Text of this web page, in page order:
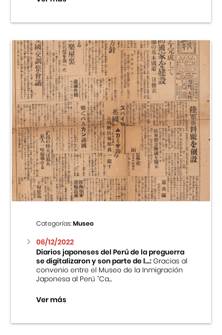
Categorías:Museo
06/12/2022
Diarios japoneses del Perú de la preguerra
se digitalizaron y son parte de l...:Gracias al
convenio entre el Museo de la Inmigración
Japonesa al Perú “Ca...
Ver más